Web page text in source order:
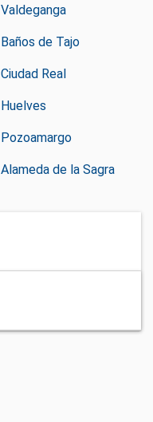
Valdeganga
Baños de Tajo
Ciudad Real
Huelves
Pozoamargo
Alameda de la Sagra